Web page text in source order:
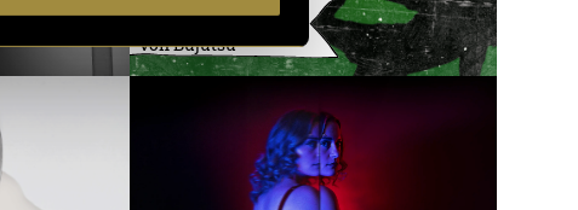
einen Frauenkurs
von Bujutsu